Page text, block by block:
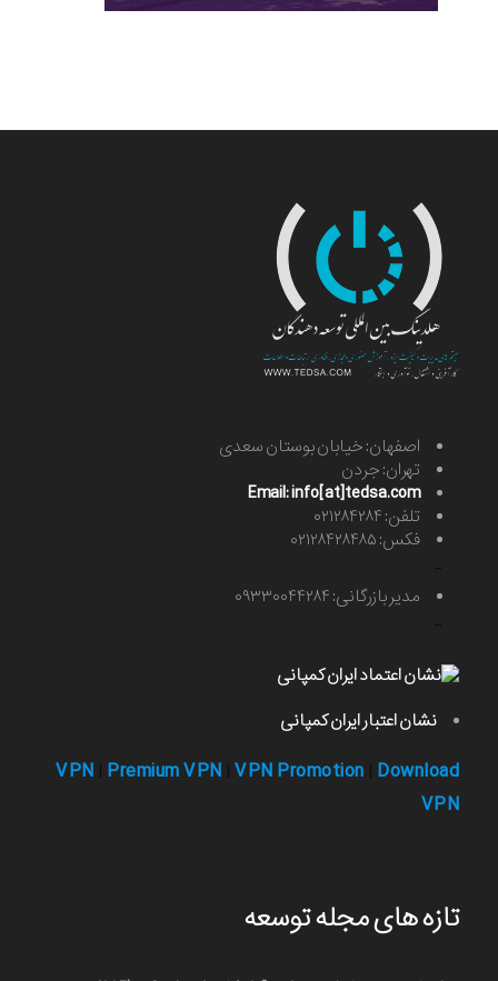
اصفهان: خیابان بوستان سعدی
تهران: جردن
Email: info[at]tedsa.com
تلفن: ۰۲۱۲۸۴۲۸۴
فکس: ۰۲۱۲۸۴۲۸۴۸۵
مدیر بازرگانی: ۰۹۳۳۰۰۴۴۲۸۴
نشان اعتبار ایران کمپانی
VPN Premium VPN VPN Promotion Download
VPN
تازه های مجله توسعه